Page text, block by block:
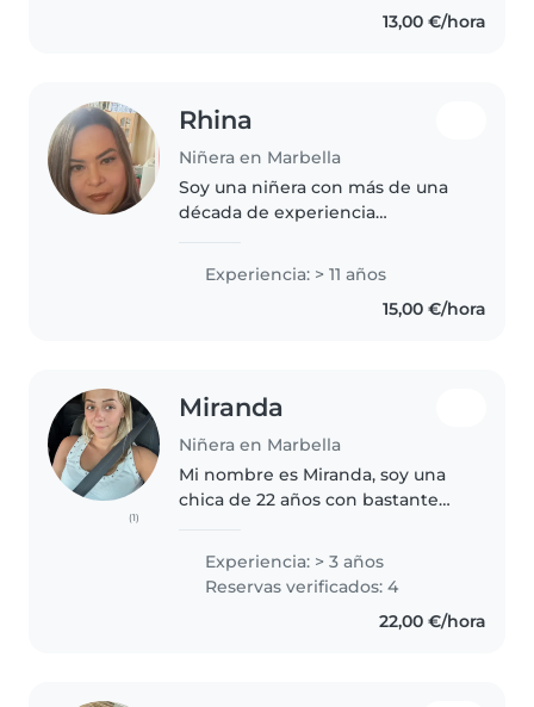
13,00 €/hora
Rhina
Niñera en Marbella
Soy una niñera con más de una
década de experiencia
primaria. Soy una persona
responsable, paciente y
amigable que disfruta de
Experiencia: > 11 años
15,00 €/hora
(1)
Miranda
Niñera en Marbella
Mi nombre es Miranda, soy una
chica de 22 años con bastante
extraescolares en colegios,
campamento de verano de 3 a 12
años, guarderia de 0 a 3 años y..
Experiencia: > 3 años
Reservas verificados: 4
22,00 €/hora